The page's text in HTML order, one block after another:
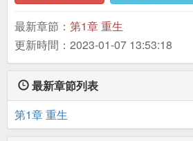
最新章節： 第1章 重生
更新時間：2023-01-07 13:53:18
最新章節列表
第1章 重生